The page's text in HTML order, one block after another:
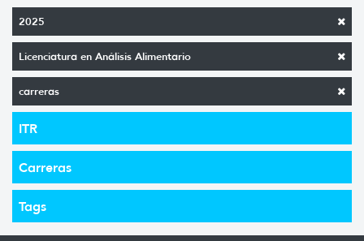
2025
Licenciatura en Análisis Alimentario
carreras
ITR
Carreras
Tags